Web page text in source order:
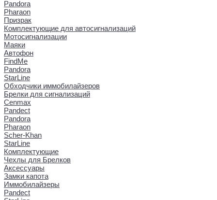
Pandora
Pharaon
Призрак
Комплектующие для автосигнализаций
Мотосигнализации
Маяки
Автофон
FindMe
Pandora
StarLine
Обходчики иммобилайзеров
Брелки для сигнализаций
Cenmax
Pandect
Pandora
Pharaon
Scher-Khan
StarLine
Комплектующие
Чехлы для Брелков
Аксессуары
Замки капота
Иммобилайзеры
Pandect